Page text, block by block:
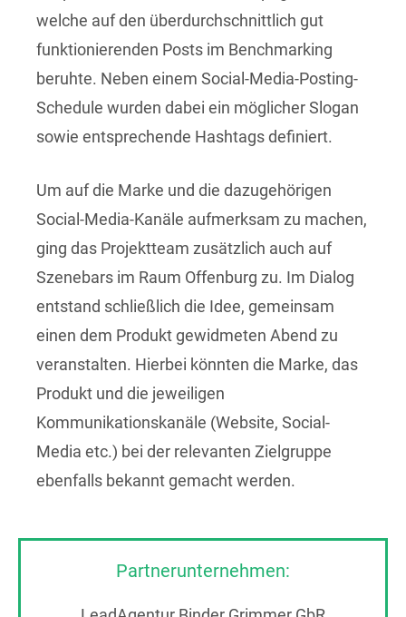
welche auf den überdurchschnittlich gut
funktionierenden Posts im Benchmarking
beruhte. Neben einem Social-Media-Posting-
Schedule wurden dabei ein möglicher Slogan
sowie entsprechende Hashtags definiert.
Um auf die Marke und die dazugehörigen
Social-Media-Kanäle aufmerksam zu machen,
ging das Projektteam zusätzlich auch auf
Szenebars im Raum Offenburg zu. Im Dialog
entstand schließlich die Idee, gemeinsam
einen dem Produkt gewidmeten Abend zu
veranstalten. Hierbei könnten die Marke, das
Produkt und die jeweiligen
Kommunikationskanäle (Website, Social-
Media etc.) bei der relevanten Zielgruppe
ebenfalls bekannt gemacht werden.
Partnerunternehmen: